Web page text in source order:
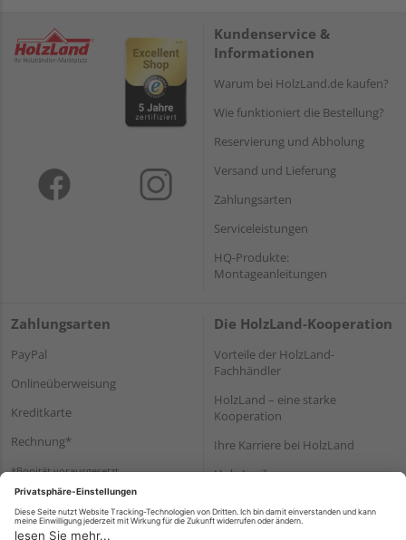
Kundenservice &
Informationen
Warum bei HolzLand.de kaufen?
Wie funktioniert die Bestellung?
Reservierung und Abholung
Versand und Lieferung
Zahlungsarten
Serviceleistungen
HQ-Produkte:
Montageanleitungen
Zahlungsarten
PayPal
Onlineüberweisung
Kreditkarte
Rechnung*
*Bonität vorausgesetzt
Die HolzLand-Kooperation
Vorteile der HolzLand-
Fachhändler
HolzLand – eine starke
Kooperation
Ihre Karriere bei HolzLand
Holz-Lexikon